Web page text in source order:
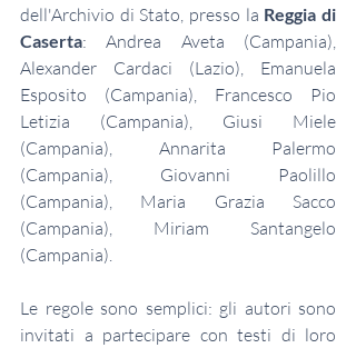
dell'Archivio di Stato, presso la Reggia di
Caserta: Andrea Aveta (Campania),
Alexander Cardaci (Lazio), Emanuela
Esposito (Campania), Francesco Pio
Letizia (Campania), Giusi Miele
(Campania), Annarita Palermo
(Campania), Giovanni Paolillo
(Campania), Maria Grazia Sacco
(Campania), Miriam Santangelo
(Campania).
Le regole sono semplici: gli autori sono
invitati a partecipare con testi di loro